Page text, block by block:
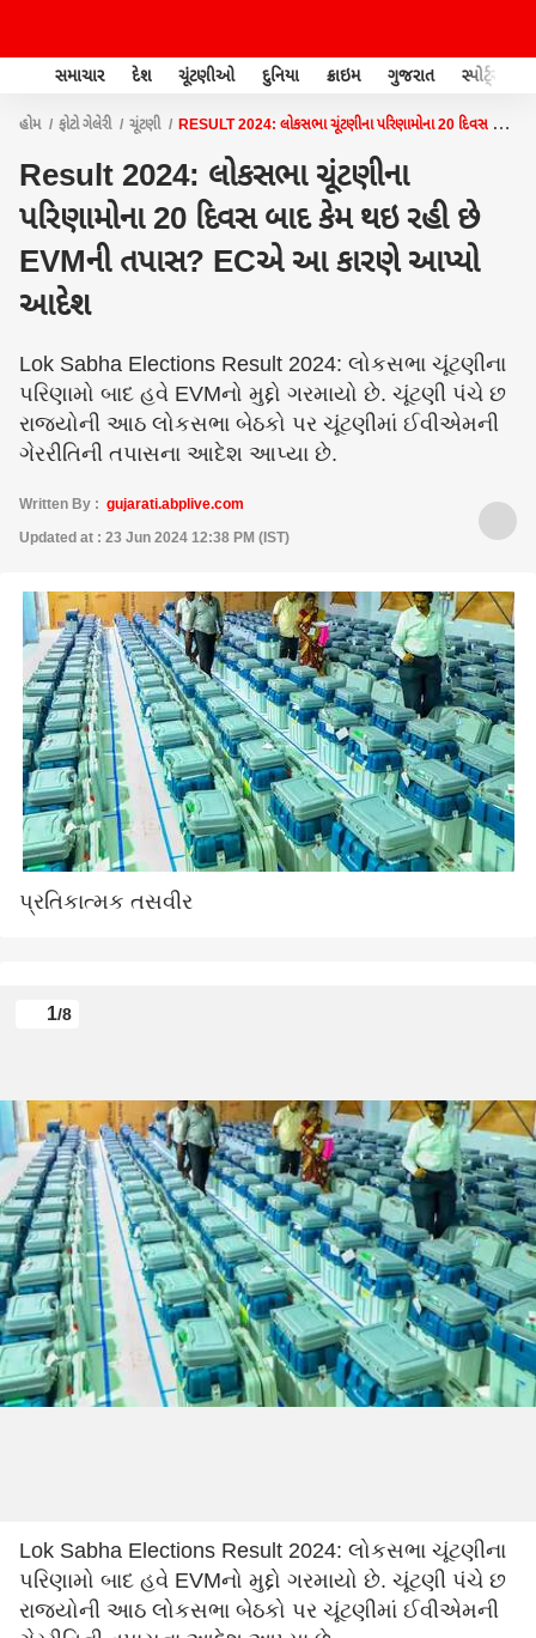
સમાચાર દેશ ચૂંટણીઓ દુનિયા ક્રાઇમ ગુજરાત સ્પોર્ટ્સ
હોમ ફોટો ગેલેરી ચૂંટણી
RESULT 2024: લોકસભા ચૂંટણીના પરિણામોના 20 દિવસ બાદ
Result 2024: લોકસભા ચૂંટણીના
પરિણામોના 20 દિવસ બાદ કેમ થઇ રહી છે
EVMની તપાસ? ECએ આ કારણે આપ્યો
આદેશ
Lok Sabha Elections Result 2024: લોકસભા ચૂંટણીના
પરિણામો બાદ હવે EVMનો મુદ્દો ગરમાયો છે. ચૂંટણી પંચે છ
રાજ્યોની આઠ લોકસભા બેઠકો પર ચૂંટણીમાં ઈવીએમની
ગેરરીતિની તપાસના આદેશ આપ્યા છે.
Written By : gujarati.abplive.com
Updated at : 23 Jun 2024 12:38 PM (IST)
પ્રતિકાત્મક તસવીર
1/8
Lok Sabha Elections Result 2024: લોકસભા ચૂંટણીના
પરિણામો બાદ હવે EVMનો મુદ્દો ગરમાયો છે. ચૂંટણી પંચે છ
રાજ્યોની આઠ લોકસભા બેઠકો પર ચૂંટણીમાં ઈવીએમની